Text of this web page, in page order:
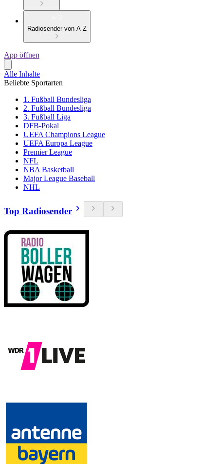
Radiosender von A-Z
App öffnen
Alle Inhalte
Beliebte Sportarten
1. Fußball Bundesliga
2. Fußball Bundesliga
3. Fußball Liga
DFB-Pokal
UEFA Champions League
UEFA Europa League
Premier League
NFL
NBA Basketball
Major League Baseball
NHL
Top Radiosender